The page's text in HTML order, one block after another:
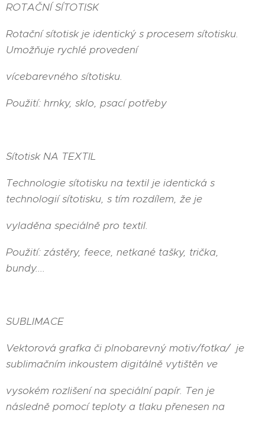
ROTAČNÍ SÍTOTISK
Rotační sítotisk je identický s procesem sítotisku.
Umožňuje rychlé provedení
vícebarevného sítotisku.
Použití: hrnky, sklo, psací potřeby
Sítotisk NA TEXTIL
Technologie sítotisku na textil je identická s
technologií sítotisku, s tím rozdílem, že je
vyladěna speciálně pro textil.
Použití: zástěry, feece, netkané tašky, trička,
bundy....
SUBLIMACE
Vektorová grafka či plnobarevný motiv/fotka/ je
sublimačním inkoustem digitálně vytištěn ve
vysokém rozlišení na speciální papír. Ten je
následně pomocí teploty a tlaku přenesen na